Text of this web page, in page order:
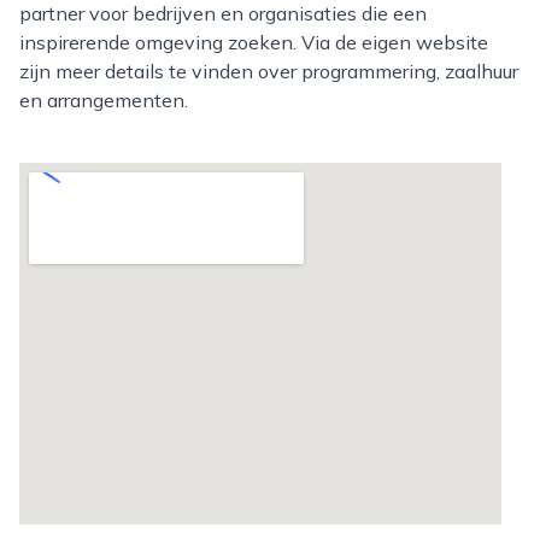
partner voor bedrijven en organisaties die een
inspirerende omgeving zoeken. Via de eigen website
zijn meer details te vinden over programmering, zaalhuur
en arrangementen.